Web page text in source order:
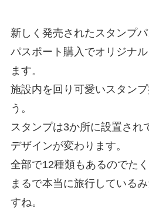
新しく発売されたスタンプパ
パスポート購入でオリジナ
ます。
施設内を回り可愛いスタン
う。
スタンプは3か所に設置され
デザインが変わります。
全部で12種類もあるのでた
まるで本当に旅行している
すね。